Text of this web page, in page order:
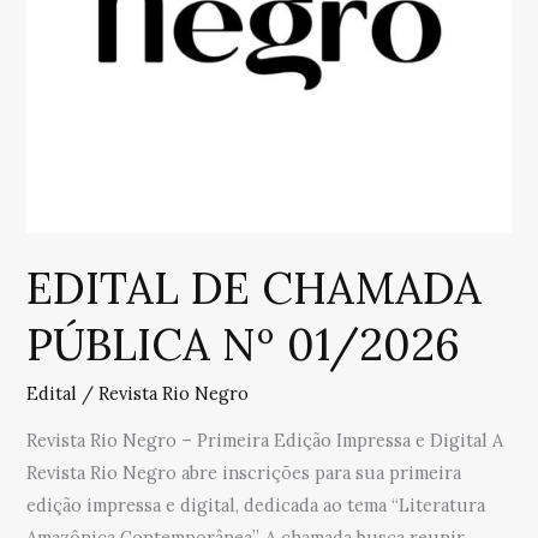
EDITAL DE CHAMADA
PÚBLICA Nº 01/2026
Edital /Revista Rio Negro
Revista Rio Negro – Primeira Edição Impressa e Digital A
Revista Rio Negro abre inscrições para sua primeira
edição impressa e digital, dedicada ao tema “Literatura